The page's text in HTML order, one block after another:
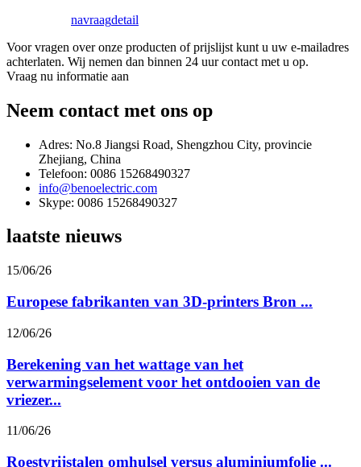
navraagdetail
Voor vragen over onze producten of prijslijst kunt u uw e-mailadres
achterlaten. Wij nemen dan binnen 24 uur contact met u op.
Vraag nu informatie aan
Neem contact met ons op
Adres: No.8 Jiangsi Road, Shengzhou City, provincie
Zhejiang, China
Telefoon: 0086 15268490327
info@benoelectric.com
Skype: 0086 15268490327
laatste nieuws
15/06/26
Europese fabrikanten van 3D-printers Bron ...
12/06/26
Berekening van het wattage van het
verwarmingselement voor het ontdooien van de
vriezer...
11/06/26
Roestvrijstalen omhulsel versus aluminiumfolie ...